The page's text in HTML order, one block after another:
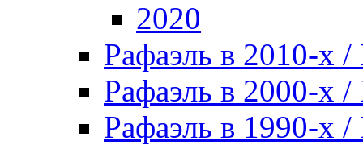
2020
Рафаэль в 2010-х /
Рафаэль в 2000-х /
Рафаэль в 1990-х /